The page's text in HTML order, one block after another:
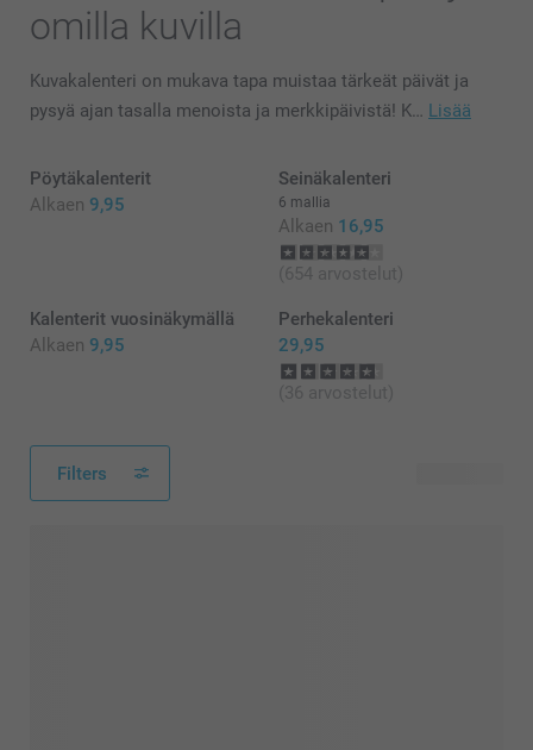
omilla kuvilla
Kuvakalenteri on mukava tapa muistaa tärkeät päivät ja
pysyä ajan tasalla menoista ja merkkipäivistä! K… Lisää
Pöytäkalenterit
Alkaen 9,95
Seinäkalenteri
6 mallia
Alkaen 16,95
(654 arvostelut)
Kalenterit vuosinäkymällä
Alkaen 9,95
Perhekalenteri
29,95
(36 arvostelut)
Filters